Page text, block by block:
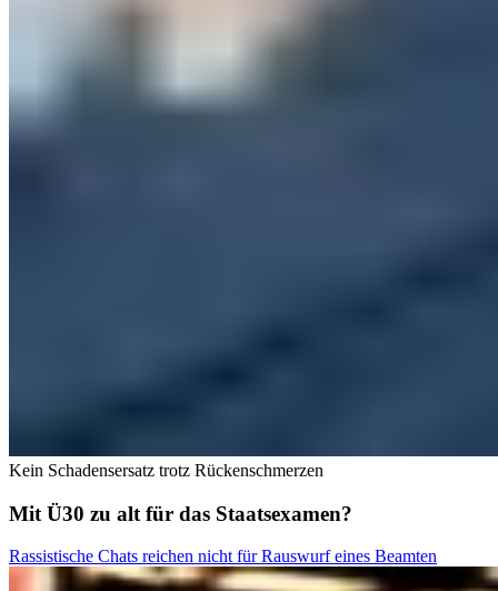
Kein Schadensersatz trotz Rückenschmerzen
Mit Ü30 zu alt für das Staatsexamen?
Rassistische Chats reichen nicht für Rauswurf eines Beamten